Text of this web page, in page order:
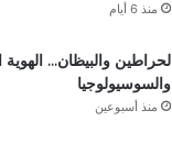
منذ 6 أيام
لحراطين والبيظان… الهوية
والسوسيولوجيا
منذ أسبوعين